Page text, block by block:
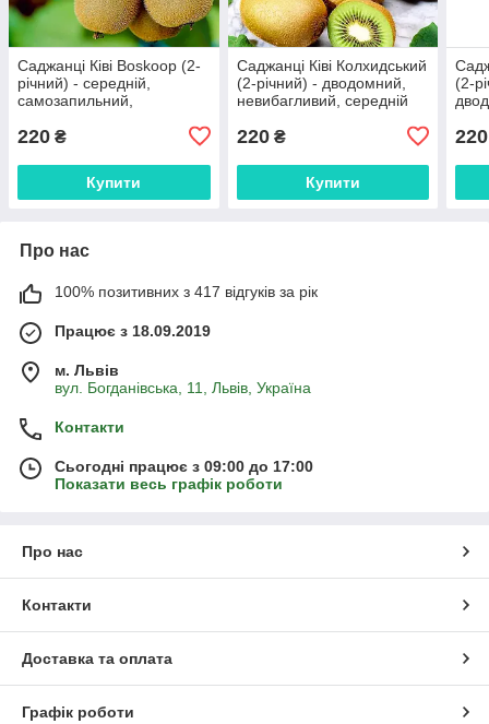
Саджанці Ківі Boskoop (2-
річний) - середній,
самозапильний,
220 ₴
Купити
Саджанці Ківі Колхидський
(2-річний) - дводомний,
невибагливий, середній
220₴
Купити
(2-
220
Про нас
100% позитивних з 417 відгуків за рік
Працює з 18.09.2019
м. Львів
вул. Богданівська, 11, Львів, Україна
Контакти
Сьогодні працює з 09:00 до 17:00
Показати весь графік роботи
Про нас
Контакти
Доставка та оплата
Графік роботи